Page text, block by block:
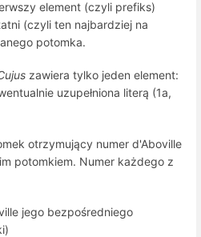
element (czyli prefiks)
(czyli ten najbardziej na
potomka.
zawiera tylko jeden element:
uzupełniona literą (1a,
otrzymujący numer d'Aboville
potomkiem. Numer każdego z
jego bezpośredniego